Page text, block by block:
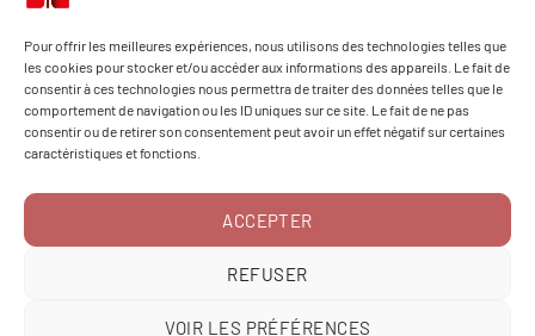
Pour offrir les meilleures expériences, nous utilisons des technologies telles que
les cookies pour stocker et/ou accéder aux informations des appareils. Le fait de
consentir à ces technologies nous permettra de traiter des données telles que le
comportement de navigation ou les ID uniques sur ce site. Le fait de ne pas
consentir ou de retirer son consentement peut avoir un effet négatif sur certaines
caractéristiques et fonctions.
ACCEPTER
REFUSER
VOIR LES PRÉFÉRENCES
CONTACT/DOSSIER
RÉCLAMATION